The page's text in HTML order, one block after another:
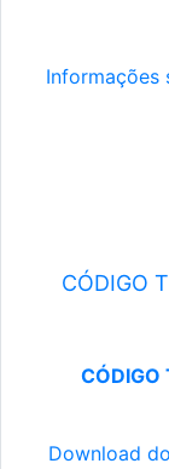
Informações
CÓDIGO
CÓDIGO
Download